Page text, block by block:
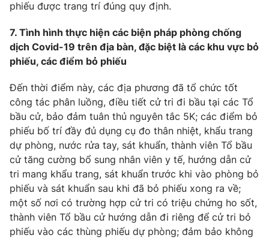
phiếu được trang trí đúng quy định.
7. Tình hình thực hiện các biện pháp phòng chống
dịch Covid-19 trên địa bàn, đặc biệt là các khu vực bỏ
phiếu, các điểm bỏ phiếu
Đến thời điểm này, các địa phương đã tổ chức tốt
công tác phân luồng, điều tiết cử tri đi bầu tại các Tổ
bầu cử, bảo đảm tuân thủ nguyên tắc 5K; các điểm bỏ
phiếu bố trí đầy đủ dụng cụ đo thân nhiệt, khẩu trang
dự phòng, nước rửa tay, sát khuẩn, thành viên Tổ bầu
cử tăng cường bổ sung nhân viên y tế, hướng dẫn cử
tri mang khẩu trang, sát khuẩn trước khi vào phòng bỏ
phiếu và sát khuẩn sau khi đã bỏ phiếu xong ra về;
một số nơi có trường hợp cử tri có triệu chứng ho sốt,
thành viên Tổ bầu cử hướng dẫn đi riêng để cử tri bỏ
phiếu vào các thùng phiếu dự phòng; đảm bảo không